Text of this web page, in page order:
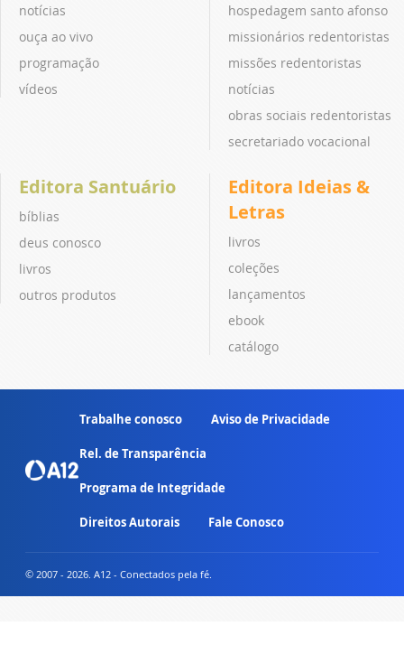
notícias
ouça ao vivo
programação
vídeos
hospedagem santo afonso
missionários redentoristas
missões redentoristas
notícias
obras sociais redentoristas
secretariado vocacional
Editora Santuário
bíblias
deus conosco
livros
outros produtos
Editora Ideias &
Letras
livros
coleções
lançamentos
ebook
catálogo
Trabalhe conosco Aviso de Privacidade
Rel. de Transparência
Programa de Integridade
Direitos Autorais Fale Conosco
© 2007 - 2026. A12 - Conectados pela fé.